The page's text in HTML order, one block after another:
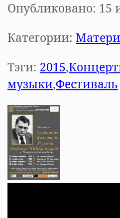
Опубликовано: 15
Категории:
Тэги: 2015,
музыки,Фестиваль